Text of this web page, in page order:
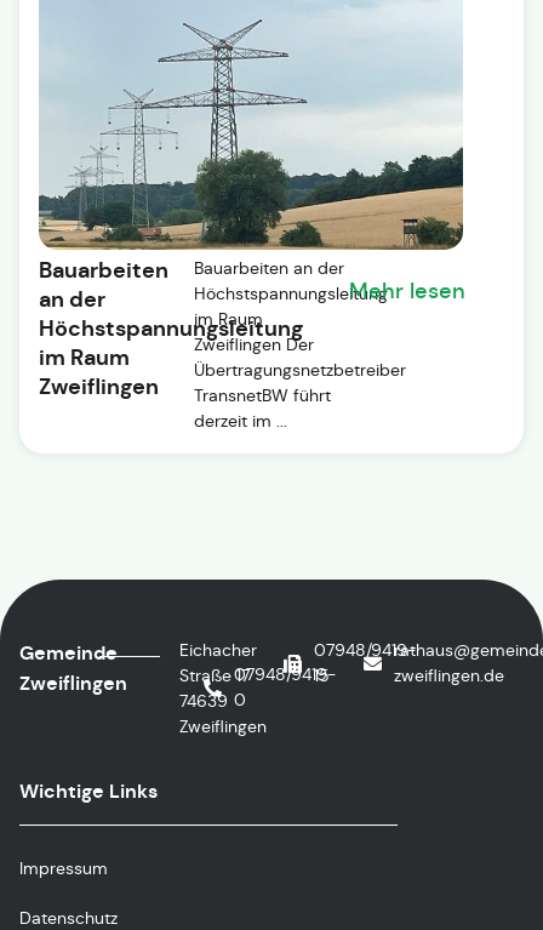
Bauarbeiten
an der
Höchstspannungsleitung
im Raum
Zweiflingen
Bauarbeiten an der
Höchstspannungsleitung
im Raum
Zweiflingen Der
Übertragungsnetzbetreiber
TransnetBW führt
derzeit im ...
Mehr lesen
Gemeinde
Zweiflingen
Eichacher
Straße 17
74639
Zweiflingen
07948/9419-
0
07948/9419-
15
zweiflingen.de
Wichtige Links
Impressum
Datenschutz